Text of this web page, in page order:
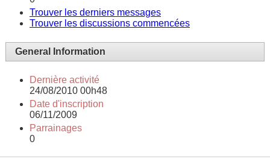
Trouver les derniers messages
Trouver les discussions commencées
General Information
Dernière activité
24/08/2010 00h48
Date d'inscription
06/11/2009
Parrainages
0